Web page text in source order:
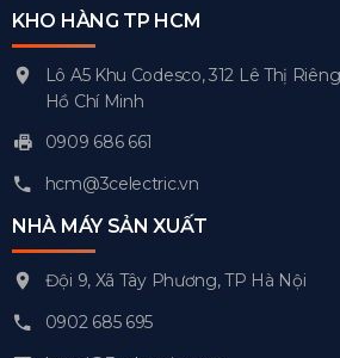
KHO HÀNG TP HCM
Lô A5 Khu Codesco, 312 Lê Thị
Hồ Chí Minh
0909 686 661
hcm@3celectric.vn
NHÀ MÁY SẢN XUẤT
Đội 9, Xã Tây Phương, TP Hà Nội
0902 685 695